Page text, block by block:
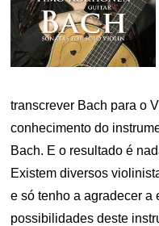
transcrever Bach para o
conhecimento do
Bach. E o resultado é
Existem diversos
e só tenho a agradecer a
possibilidades deste